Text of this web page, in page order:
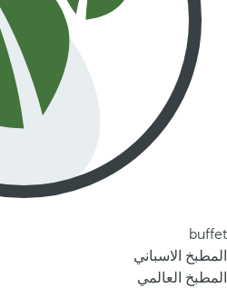
buffet
المطبخ الاسباني
المطبخ العالمي